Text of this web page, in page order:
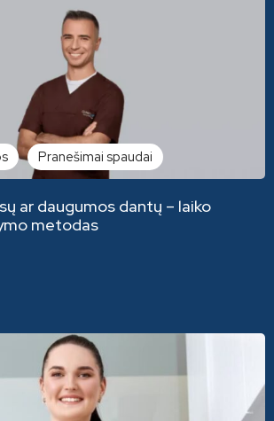
Pranešimai spaudai
ar daugumos dantų – laiko
metodas